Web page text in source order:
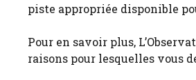
piste appropriée disponible
Pour en savoir plus,
raisons pour lesquelles vous